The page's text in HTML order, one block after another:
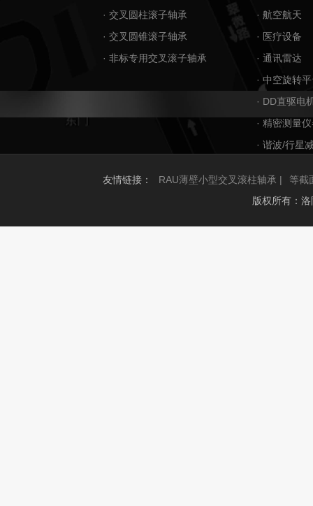
· 交叉圆柱滚子轴承
· 交叉圆锥滚子轴承
· 非标专用交叉滚子轴承
· 航空航天
· 医疗设备
· 通讯雷达
· 中空旋转
· DD直驱电
· 精密测量
· 谐波/行星
友情链接： RAU薄壁小型交叉滚柱轴承 |
等截
版权所有：